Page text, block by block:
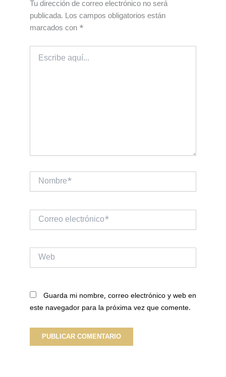
Tu dirección de correo electrónico no será
publicada. Los campos obligatorios están
marcados con *
aquí...
Nombre*
Correo
electrónico*
Web
Guarda mi nombre, correo electrónico y web en
este navegador para la próxima vez que comente.